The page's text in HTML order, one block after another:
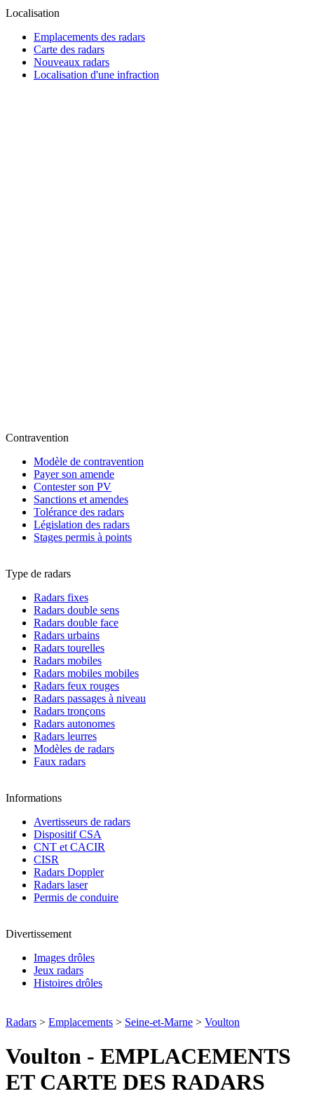
Localisation
Emplacements des radars
Carte des radars
Nouveaux radars
Localisation d'une infraction
Contravention
Modèle de contravention
Payer son amende
Contester son PV
Sanctions et amendes
Tolérance des radars
Législation des radars
Stages permis à points
Type de radars
Radars fixes
Radars double sens
Radars double face
Radars urbains
Radars tourelles
Radars mobiles
Radars mobiles mobiles
Radars feux rouges
Radars passages à niveau
Radars tronçons
Radars autonomes
Radars leurres
Modèles de radars
Faux radars
Informations
Avertisseurs de radars
Dispositif CSA
CNT et CACIR
CISR
Radars Doppler
Radars laser
Permis de conduire
Divertissement
Images drôles
Jeux radars
Histoires drôles
Radars > Emplacements > Seine-et-Marne > Voulton
Voulton - EMPLACEMENTS
ET CARTE DES RADARS